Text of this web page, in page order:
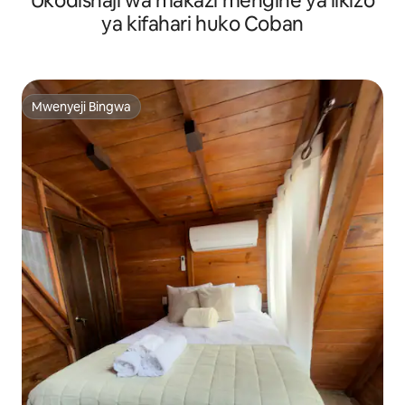
ya kifahari huko Coban
Mwenyeji Bingwa
Mwenyeji Bingwa